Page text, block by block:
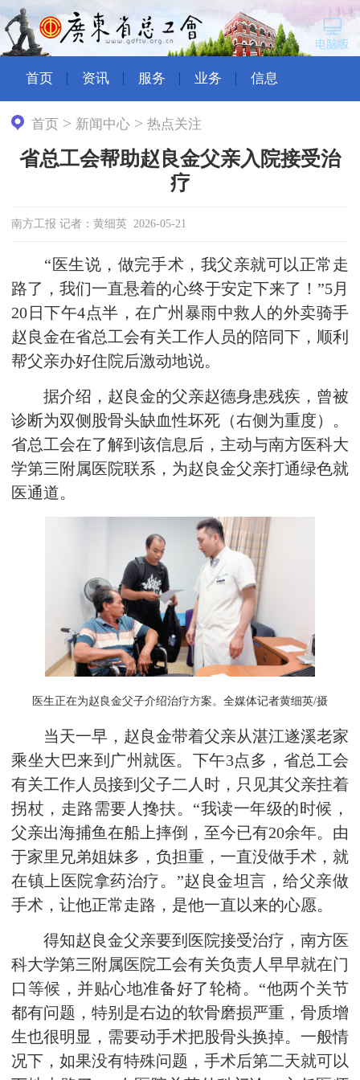
首页 资讯 服务 业务 信息
首页 > 新闻中心 >热点关注
省总工会帮助赵良金父亲入院接受治
疗
南方工报 记者：黄细英 2026-05-21
“医生说，做完手术，我父亲就可以正常走
路了，我们一直悬着的心终于安定下来了！”5月
20日下午4点半，在广州暴雨中救人的外卖骑手
赵良金在省总工会有关工作人员的陪同下，顺利
帮父亲办好住院后激动地说。
据介绍，赵良金的父亲赵德身患残疾，曾被
诊断为双侧股骨头缺血性坏死（右侧为重度）。
省总工会在了解到该信息后，主动与南方医科大
学第三附属医院联系，为赵良金父亲打通绿色就
医通道。
医生正在为赵良金父子介绍治疗方案。全媒体记者黄细英/摄
当天一早，赵良金带着父亲从湛江遂溪老家
乘坐大巴来到广州就医。下午3点多，省总工会
有关工作人员接到父子二人时，只见其父亲拄着
拐杖，走路需要人搀扶。“我读一年级的时候，
父亲出海捕鱼在船上摔倒，至今已有20余年。由
于家里兄弟姐妹多，负担重，一直没做手术，就
在镇上医院拿药治疗。”赵良金坦言，给父亲做
手术，让他正常走路，是他一直以来的心愿。
得知赵良金父亲要到医院接受治疗，南方医
科大学第三附属医院工会有关负责人早早就在门
口等候，并贴心地准备好了轮椅。“他两个关节
都有问题，特别是右边的软骨磨损严重，骨质增
生也很明显，需要动手术把股骨头换掉。一般情
况下，如果没有特殊问题，手术后第二天就可以